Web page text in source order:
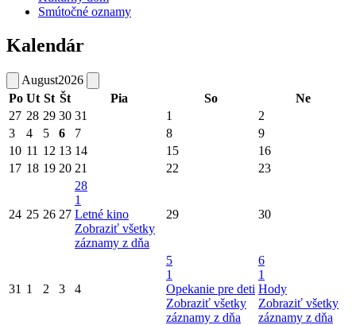
Smútočné oznamy
Kalendár
August2026
Po Ut St Št Pia So
Ne
27 28 29 30 31 1
2
3
4 5 6 7 8
9
10 11 12 13 14 15
16
17 18 19 20 21 22 23
24 25 26 27
28
1
Letné kino
Zobraziť všetky
záznamy z dňa
29 30
31 1 2 3 4
5
1
Opekanie pre deti
Zobraziť všetky
záznamy z dňa
6
1
Hody
Zobraziť všetky
záznamy z dňa